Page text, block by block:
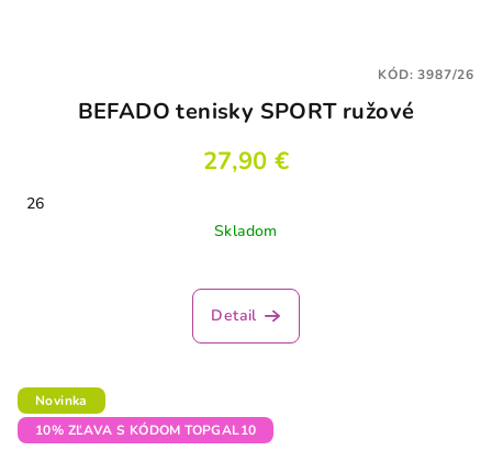
BEFADO tenisky SPORT ružové
27,90 €
26
Skladom
Detail
KÓD:3987/26
Novinka
10% ZĽAVA S KÓDOM TOPGAL10